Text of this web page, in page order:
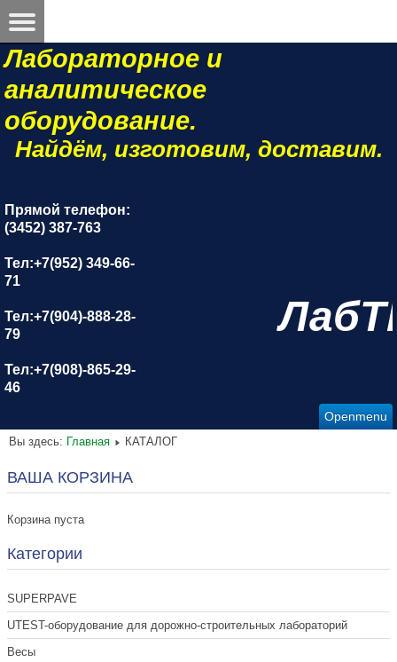
Лабораторное и
аналитическое
оборудование.
Найдём, изготовим, доставим.
Прямой телефон:
(3452) 387-763
Тел:+7(952) 349-66-
71
Тел:+7(904)-888-28-
79
Тел:+7(908)-865-29-
46
Openmenu
Вы здесь: Главная КАТАЛОГ
ВАША КОРЗИНА
Корзина пуста
Категории
SUPERPAVE
UTEST-оборудование для дорожно-строительных лабораторий
Весы